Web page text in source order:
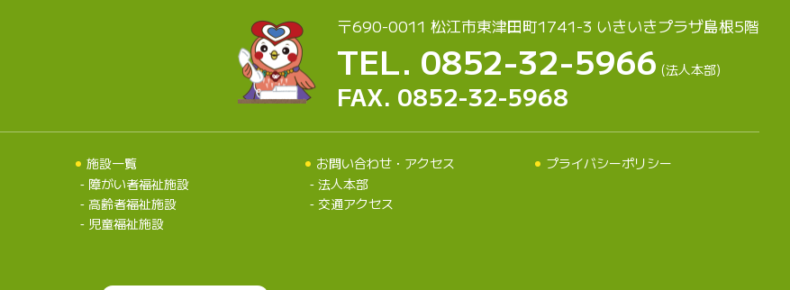
〒690-0011 松江市東津田町1741-3 いきいきプラザ島根5階
TEL. 0852-32-5966 (法人本部)
FAX. 0852-32-5968
施設一覧
障がい者福祉施設
高齢者福祉施設
児童福祉施設
お問い合わせ・アクセス
法人本部
交通アクセス
プライバシーポリシー